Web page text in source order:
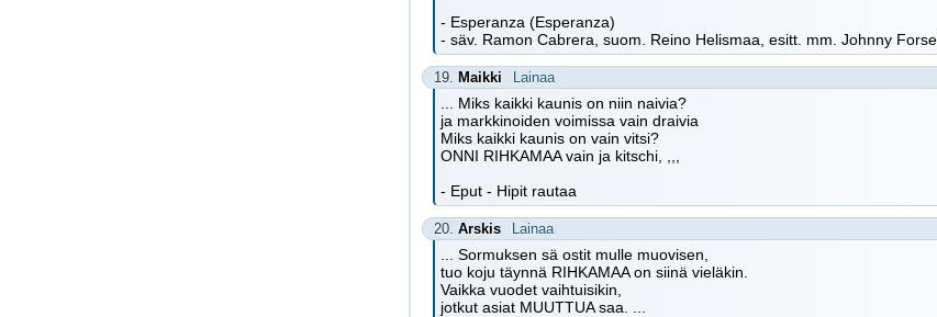
- Esperanza (Esperanza)
- säv. Ramon Cabrera, suom. Reino Helismaa, esitt. mm. Johnny
19. Maikki Lainaa
... Miks kaikki kaunis on niin naivia?
ja markkinoiden voimissa vain draivia
Miks kaikki kaunis on vain vitsi?
ONNI RIHKAMAA vain ja kitschi, ,,,
- Eput - Hipit rautaa
20. Arskis Lainaa
... Sormuksen sä ostit mulle muovisen,
tuo koju täynnä RIHKAMAA on siinä vieläkin.
Vaikka vuodet vaihtuisikin,
jotkut asiat MUUTTUA saa. ...